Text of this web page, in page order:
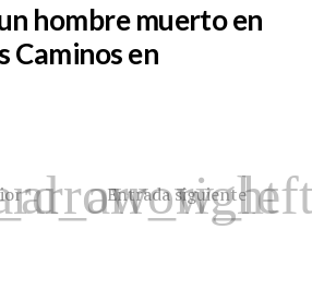
hombre muerto en
Caminos en
Entrada siguiente